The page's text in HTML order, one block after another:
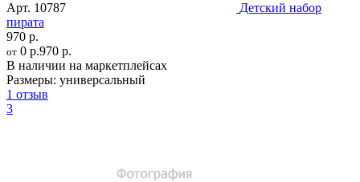
Арт. 10787
Детский набор
пирата
970 р.
от 0 р.970 р.
В наличии на маркетплейсах
Размеры: универсальный
1 отзыв
3